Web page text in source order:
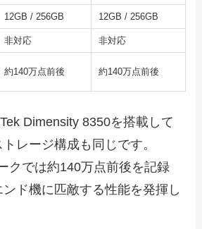
12GB / 256GB 12GB / 256GB
非対応 非対応
約140万点前後 約140万点前後
Dimensity 8350を搭載して
レージ構成も同じです。
クでは約140万点前後を記録
ド機に匹敵する性能を発揮し